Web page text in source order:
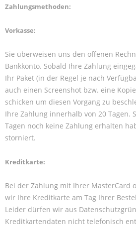
Zahlungsmethoden:
Vorkasse:
Sie überweisen uns den offenen
Bankkonto. Sobald Ihre Zahlung
Ihr Paket (in der Regel je nach
auch einen Screenshot bzw. eine
schicken um diesen Vorgang zu
Ihre Zahlung innerhalb von 20 Tagen.
Tagen noch keine Zahlung erhalten
storniert.
Kreditkarte:
Bei der Zahlung mit Ihrer MasterCard
wir Ihre Kreditkarte am Tag Ihrer
Leider dürfen wir aus
Kreditkartendaten nicht telefonisch